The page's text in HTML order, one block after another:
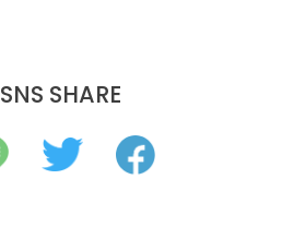
SNS SHARE